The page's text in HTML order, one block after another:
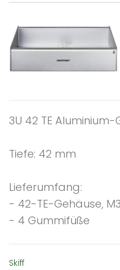
3U 42 TE
Tiefe: 42 mm
Lieferumfang:
- 42-TE-Gehäuse,
- 4 Gummifüße
Skiff